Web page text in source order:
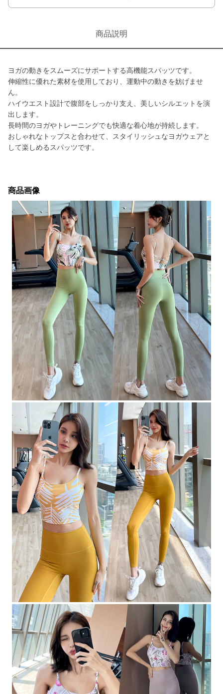
商品説明
ヨガの動きをスムーズにサポートする高機能スパッツです。
伸縮性に優れた素材を使用しており、運動中の動きを妨げませ
ん。
ハイウエスト設計で腹部をしっかり支え、美しいシルエットを演
出します。
長時間のヨガやトレーニングでも快適な着心地が持続します。
おしゃれなトップスと合わせて、スタイリッシュなヨガウェアと
して楽しめるスパッツです。
商品画像